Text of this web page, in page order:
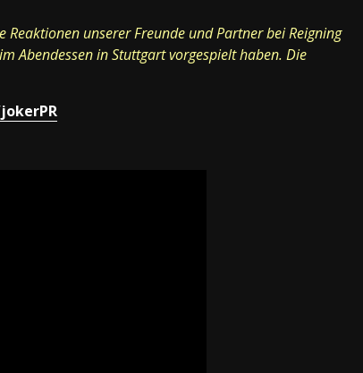
Reaktionen unserer Freunde und Partner bei Reigning
Abendessen in Stuttgart vorgespielt haben. Die